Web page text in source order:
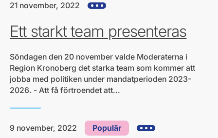
21 november, 2022 Visa alla hjärtefrågor
Ett starkt team presenteras
Söndagen den 20 november valde Moderaterna i
Region Kronoberg det starka team som kommer att
jobba med politiken under mandatperioden 2023-
2026. - Att få förtroendet att...
9 november, 2022 Populär Visa alla hjärtefrågor